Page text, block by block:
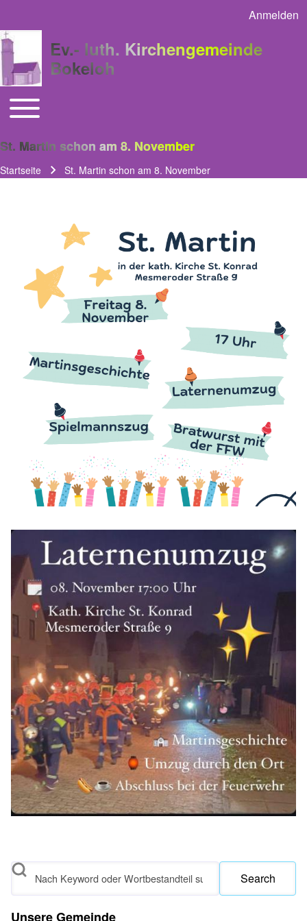
User
Anmelden
Ev.- luth. Kirchengemeinde
Bokeloh
Main navigation
Toggle main menu
St. Martin schon am 8. November
Pfadnavigation
Startseite St. Martin schon am 8. November
Search
Unsere Gemeinde